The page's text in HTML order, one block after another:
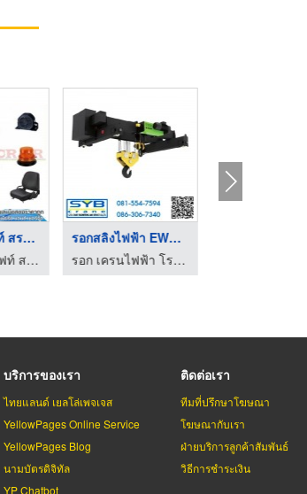
เบาะโฟร์คลิฟท์ สระบุ ...
ขายรถโฟร์คลิฟท์ สระบุรี - ซี.อาร์.เอ็นจิเนียริ่ง แอนด์ เซอร์วิส
รอกสลิงไฟฟ้า EWH Dou ...
รอก เครนไฟฟ้า โรงงาน-เอส วาย บี เครน
บริการของเรา
ไทยแลนด์ เยลโล่เพจเจส
YellowPages Online Service
YellowPages Blog
นามบัตรดิจิทัล
YP Chatbot
ติดต่อเรา
ทีมที่ปรึกษาโฆษณา
โฆษณากับเรา
ฝ่ายบริการลูกค้าสัมพันธ์
วิธีการชำระเงิน